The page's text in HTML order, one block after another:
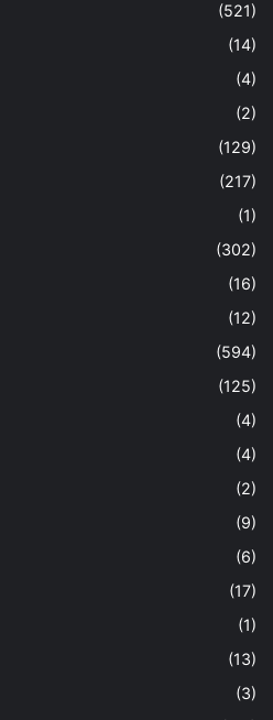
(521)
(14)
(4)
(2)
(129)
(217)
(1)
(302)
(16)
(12)
(594)
(125)
(4)
(4)
(2)
(9)
(6)
(17)
(1)
(13)
(3)